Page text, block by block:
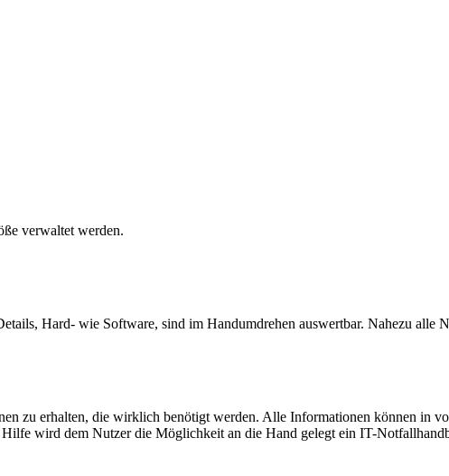
verwaltet werden.
Hard- wie Software, sind im Handumdrehen auswertbar. Nahezu alle
zu erhalten, die wirklich benötigt werden. Alle Informationen können in
wird dem Nutzer die Möglichkeit an die Hand gelegt ein IT-